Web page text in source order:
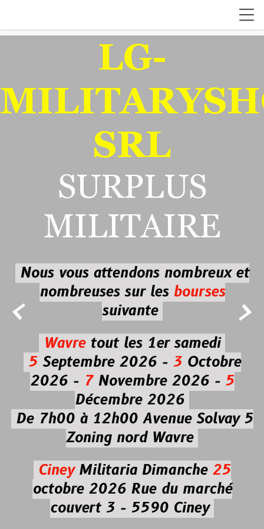
 
LG-
SRL
SURPLUS
MILITAIRE
Nous vous attendons nombreux et
nombreuses sur les bourses
suivante
Wavretout les 1er samedi
5Septembre 2026 - 3Octobre
2026 -7Novembre 2026 - 5
Décembre 2026
De 7h00 à 12h00 Avenue Solvay 5
Zoning nord Wavre
CineyMilitaria Dimanche 25
octobre 2026Rue du marché
couvert 3 - 5590 Ciney